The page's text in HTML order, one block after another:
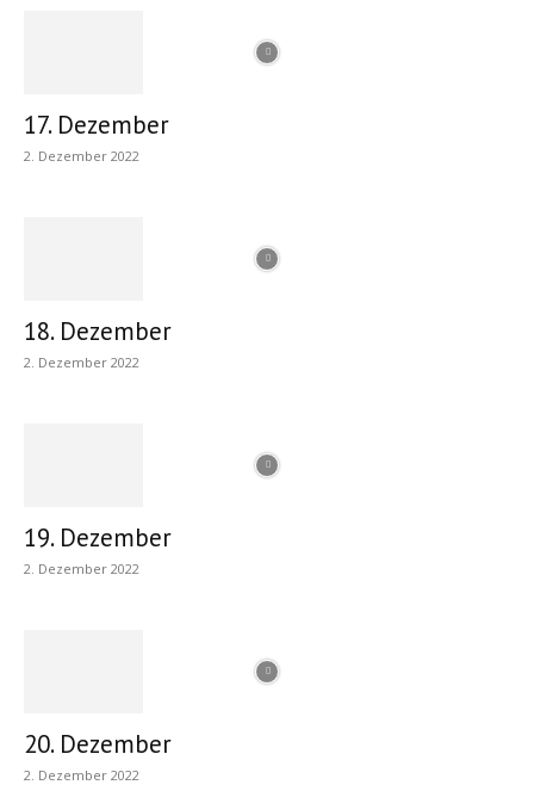
17. Dezember
2. Dezember 2022
18. Dezember
2. Dezember 2022
19. Dezember
2. Dezember 2022
20. Dezember
2. Dezember 2022